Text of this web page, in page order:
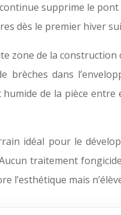
supprime le
dès le premier hiver
zone de la
brèches dans
humide de la pièce
idéal pour le
traitement
l’esthétique mais